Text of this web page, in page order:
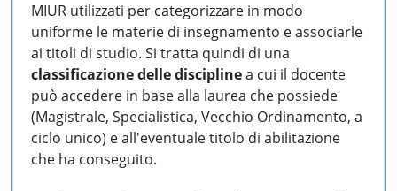
MIUR utilizzati per categorizzare in modo
uniforme le materie di insegnamento e associarle
ai titoli di studio. Si tratta quindi di una
classificazione delle disciplinea cui il docente
può accedere in base alla laurea che possiede
(Magistrale, Specialistica, Vecchio Ordinamento, a
ciclo unico) e all'eventuale titolo di abilitazione
che ha conseguito.